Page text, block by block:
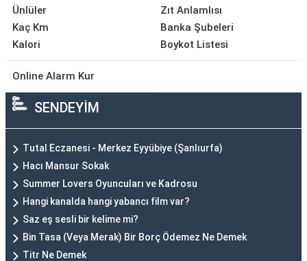
Ünlüler
Kaç Km
Kalori
Zıt Anlamlısı
Banka Şubeleri
Boykot Listesi
Online Alarm Kur
SENDEYİM
Tutal Eczanesi - Merkez Eyyübiye (Şanlıurfa)
Hacı Mansur Sokak
Summer Lovers Oyuncuları ve Kadrosu
Hangi kanalda hangi yabancı film var?
Saz eş sesli bir kelime mi?
Bin Tasa (Veya Merak) Bir Borç Ödemez Ne Demek
Titr Ne Demek